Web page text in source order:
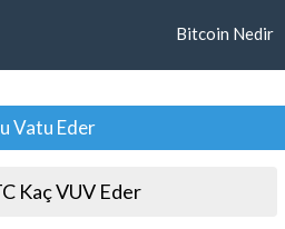
Bitcoin Nedir
Vatu Eder
Kaç VUV Eder